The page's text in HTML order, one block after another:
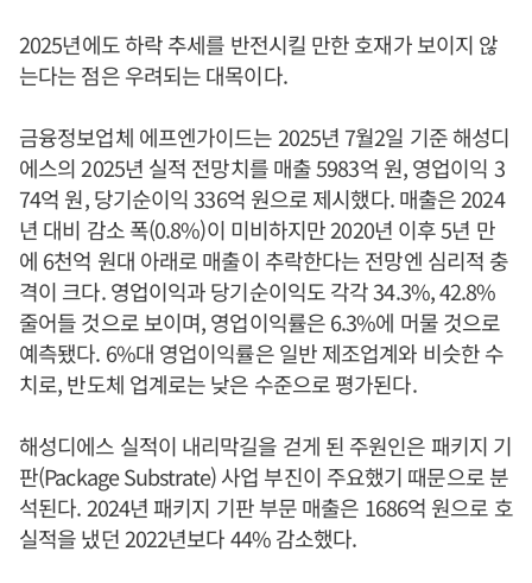
2025년에도 하락 추세를 반전시킬 만한 호재가 보이지 않
는다는 점은 우려되는 대목이다.
금융정보업체 에프엔가이드는 2025년 7월2일 기준 해성디
에스의 2025년 실적 전망치를 매출 5983억 원, 영업이익 3
74억 원, 당기순이익 336억 원으로 제시했다. 매출은 2024
년 대비 감소 폭(0.8%)이 미비하지만 2020년 이후 5년 만
에 6천억 원대 아래로 매출이 추락한다는 전망엔 심리적 충
격이 크다. 영업이익과 당기순이익도 각각 34.3%, 42.8%
줄어들 것으로 보이며, 영업이익률은 6.3%에 머물 것으로
예측됐다. 6%대 영업이익률은 일반 제조업계와 비슷한 수
치로, 반도체 업계로는 낮은 수준으로 평가된다.
해성디에스 실적이 내리막길을 걷게 된 주원인은 패키지 기
판(Package Substrate) 사업 부진이 주요했기 때문으로 분
석된다. 2024년 패키지 기판 부문 매출은 1686억 원으로 호
실적을 냈던 2022년보다 44% 감소했다.